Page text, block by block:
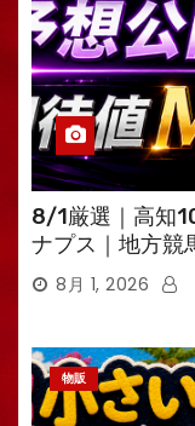
8/1厳選｜高知
ナプス｜地方競
8月 1, 2026
物販